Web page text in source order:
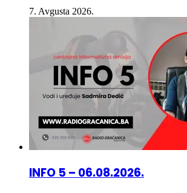
INFO 5 – 06.08.2026.
6. Avgusta 2026.